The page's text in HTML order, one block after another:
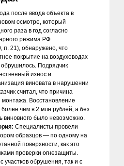
после ввода объекта в
осмотре, который
раза в год согласно
режима РФ
21), обнаружено, что
покрытие на воздуховодах
обрушилось. Подрядчик
износ и
виновата в нарушении
считал, что причина —
Восстановление
чем в 2 млн рублей, а без
виновного было невозможно.
Специалисты провели
образцов — по одному на
поверхности, как это
проверки огнезащиты.
участков обрушения, так и с